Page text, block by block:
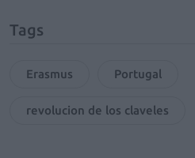
Tags
Erasmus Portugal
revolucion de los claveles